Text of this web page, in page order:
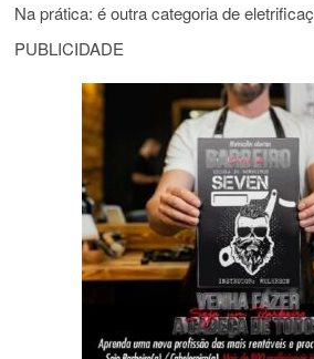
Na prática: é outra categoria de
PUBLICIDADE